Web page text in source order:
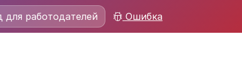
для работодателей Ошибка